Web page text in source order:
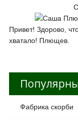
Привет! Здорово,
хватало! Плющев.
Фабрика скорби